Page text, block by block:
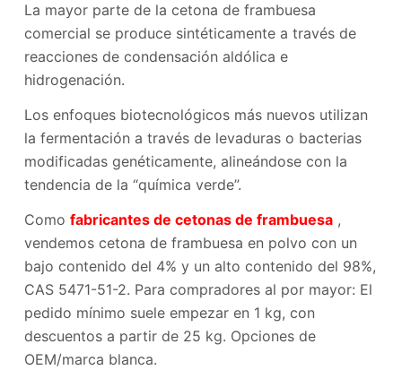
La mayor parte de la cetona de frambuesa
comercial se produce sintéticamente a través de
reacciones de condensación aldólica e
hidrogenación.
Los enfoques biotecnológicos más nuevos utilizan
la fermentación a través de levaduras o bacterias
modificadas genéticamente, alineándose con la
tendencia de la “química verde”.
Como fabricantes de cetonas de frambuesa,
vendemos cetona de frambuesa en polvo con un
bajo contenido del 4% y un alto contenido del 98%,
CAS 5471-51-2. Para compradores al por mayor: El
pedido mínimo suele empezar en 1 kg, con
descuentos a partir de 25 kg. Opciones de
OEM/marca blanca.